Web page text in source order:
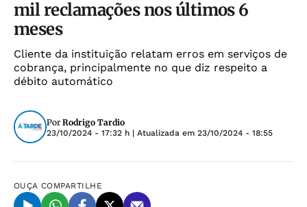
mil reclamações nos últimos 6
meses
Cliente da instituição relatam erros em serviços de
cobrança, principalmente no que diz respeito a
débito automático
Por Rodrigo Tardio
23/10/2024 - 17:32 h | Atualizada em 23/10/2024 - 18:55
OUÇA COMPARTILHE